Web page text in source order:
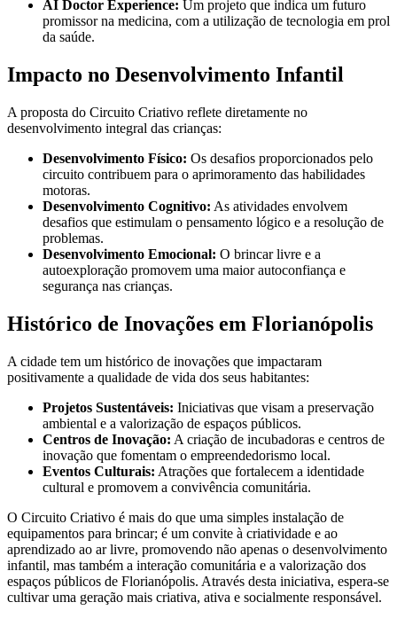
AI Doctor Experience: Um projeto que indica um futuro
promissor na medicina, com a utilização de tecnologia em prol
da saúde.
Impacto no Desenvolvimento Infantil
A proposta do Circuito Criativo reflete diretamente no
desenvolvimento integral das crianças:
Desenvolvimento Físico: Os desafios proporcionados pelo
circuito contribuem para o aprimoramento das habilidades
motoras.
Desenvolvimento Cognitivo: As atividades envolvem
desafios que estimulam o pensamento lógico e a resolução de
problemas.
Desenvolvimento Emocional: O brincar livre e a
autoexploração promovem uma maior autoconfiança e
segurança nas crianças.
Histórico de Inovações em Florianópolis
A cidade tem um histórico de inovações que impactaram
positivamente a qualidade de vida dos seus habitantes:
Projetos Sustentáveis: Iniciativas que visam a preservação
ambiental e a valorização de espaços públicos.
Centros de Inovação: A criação de incubadoras e centros de
inovação que fomentam o empreendedorismo local.
Eventos Culturais: Atrações que fortalecem a identidade
cultural e promovem a convivência comunitária.
O Circuito Criativo é mais do que uma simples instalação de
equipamentos para brincar; é um convite à criatividade e ao
aprendizado ao ar livre, promovendo não apenas o desenvolvimento
infantil, mas também a interação comunitária e a valorização dos
espaços públicos de Florianópolis. Através desta iniciativa, espera-se
cultivar uma geração mais criativa, ativa e socialmente responsável.